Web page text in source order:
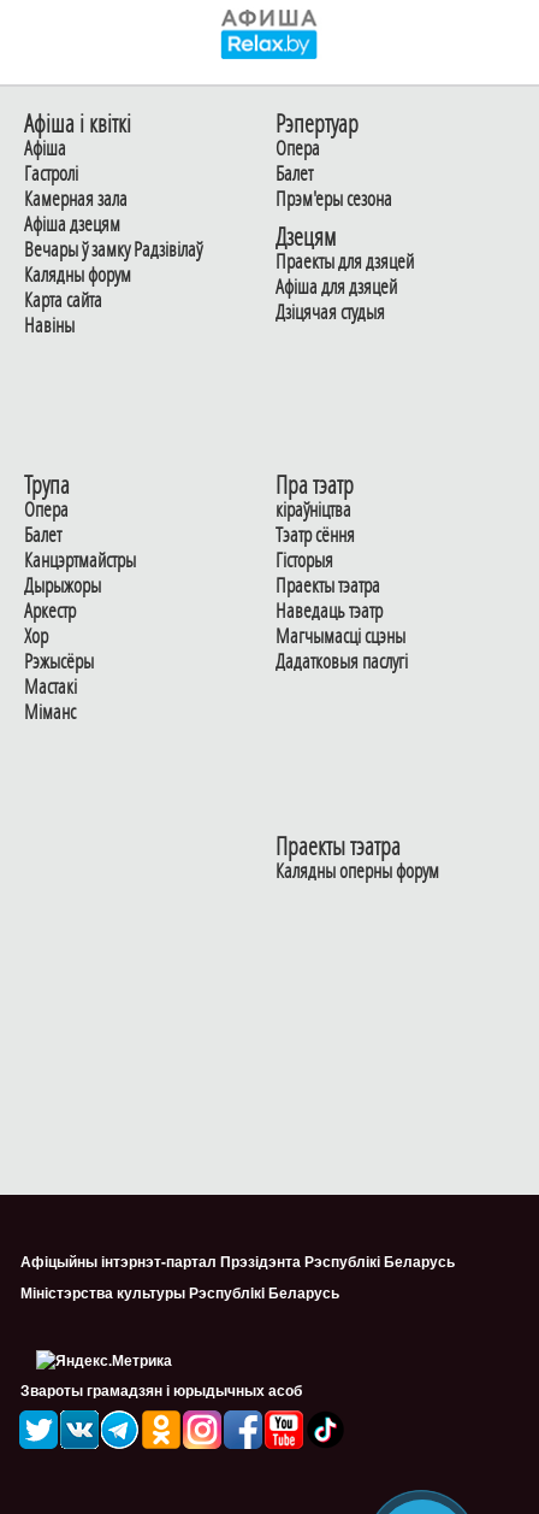
Афiша i квiткi
Афiша
Гастролi
Камерная зала
Афiша дзецям
Вечары ў замку Радзiвiлаў
Калядны форум
Карта сайта
Навiны
Рэпертуар
Опера
Балет
Прэм'еры сезона
Дзецям
Праекты для дзяцей
Афiша для дзяцей
Дзiцячая студыя
Трупа
Опера
Балет
Канцэртмайстры
Дырыжоры
Аркестр
Хор
Рэжысёры
Мастакі
Мiманс
Пра тэатр
кіраўніцтва
Тэатр сёння
Гiсторыя
Праекты тэатра
Наведаць тэатр
Магчымасцi сцэны
Дадаткoвыя паслугi
Праекты тэатра
Калядны оперны форум
Афіцыйны інтэрнэт-партал Прэзідэнта Рэспублікі Беларусь
Міністэрства культуры Рэспублiкi Беларусь
Звароты грамадзян і юрыдычных асоб